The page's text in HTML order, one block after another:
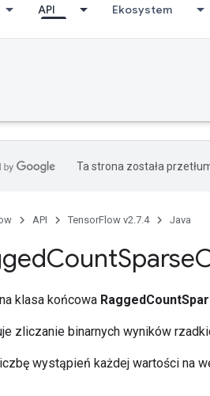
API Ekosystem
Ta strona została
API TensorFlow v2.7.4 Java
CountSparse
klasa końcowa
zliczanie binarnych wyników
wystąpień każdej wartości na